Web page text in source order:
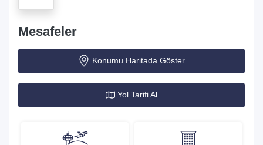
Mesafeler
Konumu Haritada Göster
Yol Tarifi Al